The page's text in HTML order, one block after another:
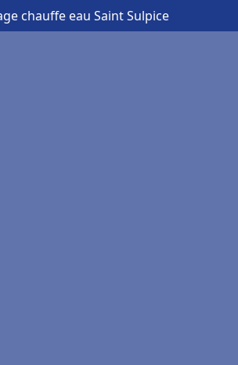
chauffe eau Saint Sulpice